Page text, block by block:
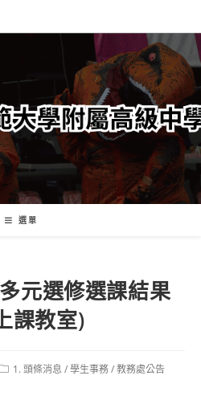
選單
元選修選課結果
課教室)
Post1. 頭條消息 /學生事務/教務處公告